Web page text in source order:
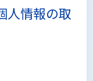
人情報の取